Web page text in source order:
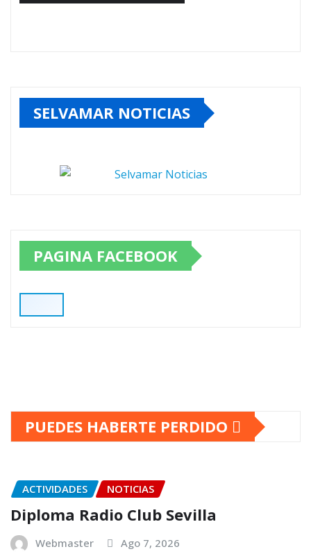
SELVAMAR NOTICIAS
PAGINA FACEBOOK
PUEDES HABERTE PERDIDO
ACTIVIDADES NOTICIAS
Diploma Radio Club Sevilla
Webmaster Ago 7, 2026